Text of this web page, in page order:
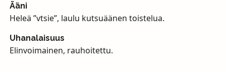
Ääni
Heleä ”vtsie”, laulu kutsuäänen toistelua.
Uhanalaisuus
Elinvoimainen, rauhoitettu.